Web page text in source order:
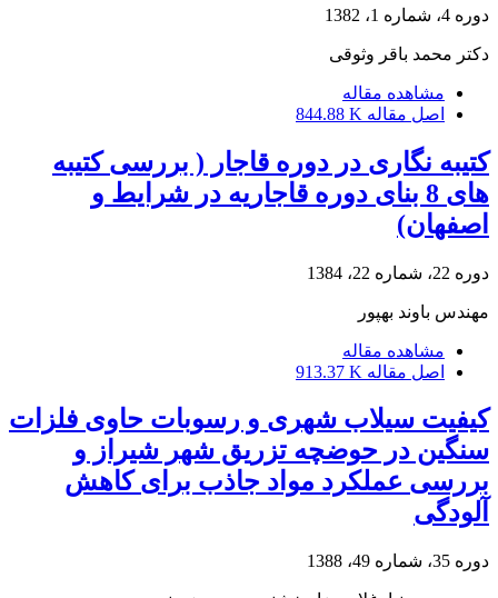
دوره 4، شماره 1، 1382
دکتر محمد باقر وثوقی
مشاهده مقاله
اصل مقاله 844.88 K
کتیبه نگاری در دوره قاجار ( بررسی کتیبه
های 8 بنای دوره قاجاریه در شرایط و
اصفهان)
دوره 22، شماره 22، 1384
مهندس باوند بهپور
مشاهده مقاله
اصل مقاله 913.37 K
کیفیت سیلاب شهری و رسوبات حاوی فلزات
سنگین در حوضچه تزریق شهر شیراز و
بررسی عملکرد مواد جاذب برای کاهش
آلودگی
دوره 35، شماره 49، 1388